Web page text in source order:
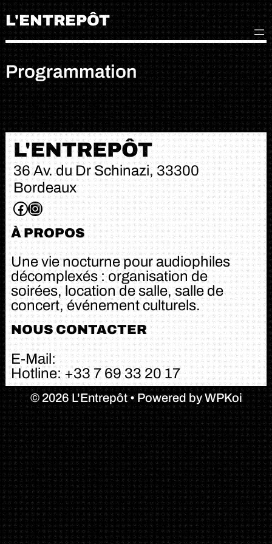
L'ENTREPÔT
Programmation
L'ENTREPÔT
36 Av. du Dr Schinazi, 33300
Bordeaux
À PROPOS
Une vie nocturne pour audiophiles
décomplexés : organisation de
soirées, location de salle, salle de
concert, événement culturels.
NOUS CONTACTER
E-Mail:salle.lentrepot@gmail.com
Hotline: +33 7 69 33 20 17
© 2026 L'Entrepôt• Powered byWPKoi